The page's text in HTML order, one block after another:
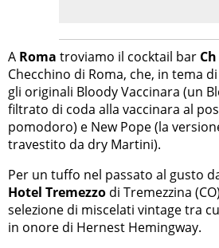
A Roma troviamo il cocktail bar
Checchino di Roma, che, in tema
gli originali Bloody Vaccinara (un
filtrato di coda alla vaccinara al
pomodoro) e New Pope (la
travestito da dry Martini).
Per un tuffo nel passato al gusto
Hotel Tremezzo di Tremezzina
selezione di miscelati vintage tra
in onore di Hernest Hemingway.